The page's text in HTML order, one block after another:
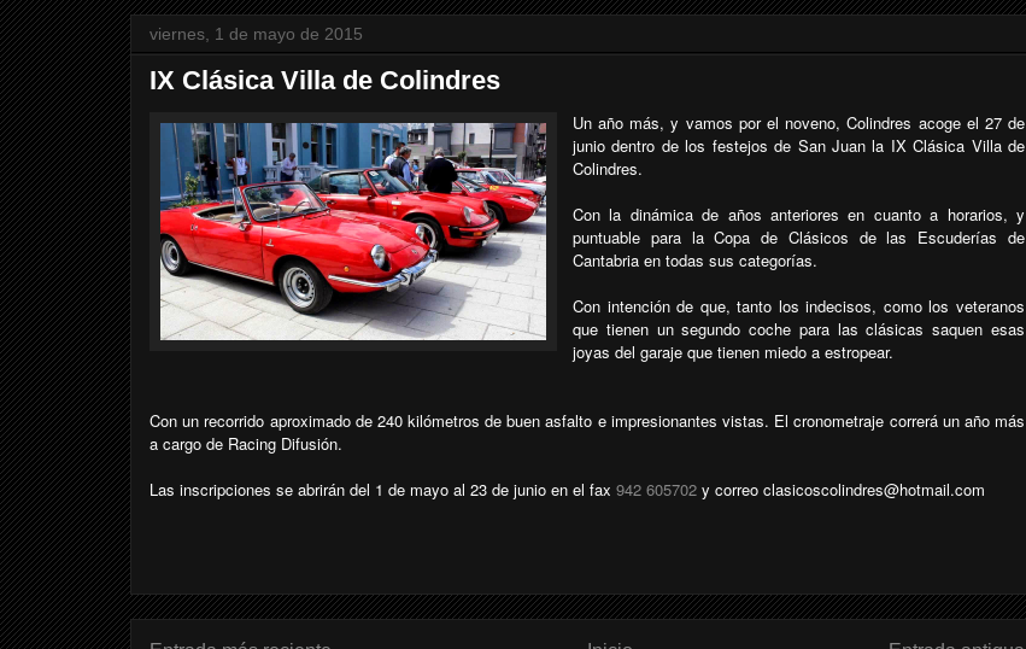
viernes, 1 de mayo de 2015
IX Clásica Villa de Colindres
Un año más, y vamos por el noveno, Colindres acoge el 27 de
junio dentro de los festejos de San Juan la IX Clásica Villa de
Colindres.
Con la dinámica de años anteriores en cuanto a horarios, y
puntuable para la Copa de Clásicos de las Escuderías de
Cantabria en todas sus categorías.
Con intención de que, tanto los indecisos, como los veteranos
que tienen un segundo coche para las clásicas saquen esas
joyas del garaje que tienen miedo a estropear.
Con un recorrido aproximado de 240 kilómetros de buen asfalto e impresionantes vistas. El cronometraje correrá un año más
a cargo de Racing Difusión.
Las inscripciones se abrirán del 1 de mayo al 23 de junio en el fax 942 605702 y correo clasicoscolindres@hotmail.com